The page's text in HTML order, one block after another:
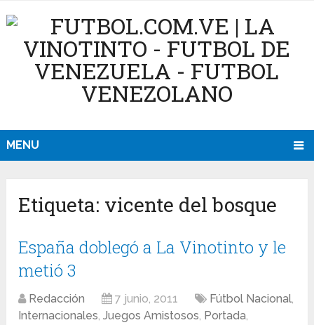
MENU
Etiqueta: vicente del bosque
España doblegó a La Vinotinto y le
metió 3
Redacción 7 junio, 2011 Fútbol Nacional,
Internacionales,Juegos Amistosos, Portada,